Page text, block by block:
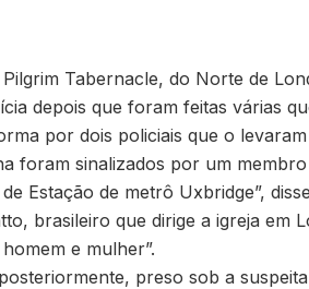
Tabernacle, do Norte de
depois que foram feitas várias
por dois policiais que o levaram
foram sinalizados por um
Estação de metrô Uxbridge”,
brasileiro que dirige a igreja em
e mulher”.
preso sob a